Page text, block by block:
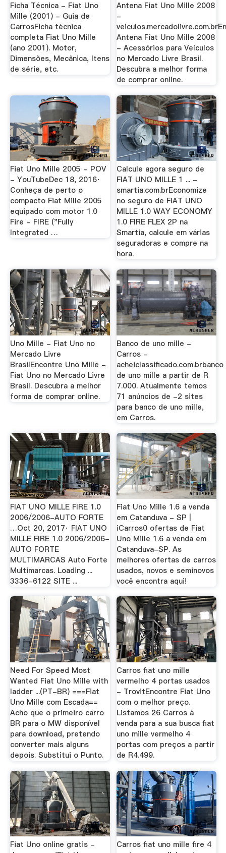
Ficha Técnica - Fiat Uno
Mille (2001) - Guia de
CarrosFicha técnica
completa Fiat Uno Mille
(ano 2001). Motor,
Dimensões, Mecânica, Itens
de série, etc.
Antena Fiat Uno Mille 2008
-
Antena Fiat Uno Mille 2008
- Acessórios para Veículos
no Mercado Livre Brasil.
Descubra a melhor forma
de comprar online.
Fiat Uno Mille 2005 - POV
- YouTubeDec 18, 2016·
Conheça de perto o
compacto Fiat Mille 2005
equipado com motor 1.0
Fire - FIRE ("Fully
Integrated …
Calcule agora seguro de
FIAT UNO MILLE 1 ... -
smartia.com.brEconomize
no seguro de FIAT UNO
MILLE 1.0 WAY ECONOMY
1.0 FIRE FLEX 2P na
Smartia, calcule em várias
seguradoras e compre na
hora.
Uno Mille - Fiat Uno no
Mercado Livre
BrasilEncontre Uno Mille -
Fiat Uno no Mercado Livre
Brasil. Descubra a melhor
forma de comprar online.
Banco de uno mille -
Carros -
acheiclassificado.com.brbanco
de uno mille a partir de R
7.000. Atualmente temos
71 anúncios de -2 sites
para banco de uno mille,
em Carros.
FIAT UNO MILLE FIRE 1.0
2006/2006-AUTO FORTE
…Oct 20, 2017· FIAT UNO
MILLE FIRE 1.0 2006/2006-
AUTO FORTE
MULTIMARCAS Auto Forte
Multimarcas. Loading ...
3336-6122 SITE ...
Fiat Uno Mille 1.6 a venda
em Catanduva - SP |
iCarros0 ofertas de Fiat
Uno Mille 1.6 a venda em
Catanduva-SP. As
melhores ofertas de carros
usados, novos e seminovos
você encontra aqui!
Need For Speed Most
Wanted Fiat Uno Mille with
ladder ...(PT-BR) ===Fiat
Uno Mille com Escada==
Acho que o primeiro carro
BR para o MW disponível
para download, pretendo
converter mais alguns
depois. Substitui o Punto.
Carros fiat uno mille
vermelho 4 portas usados
- TrovitEncontre Fiat Uno
com o melhor preço.
Listamos 26 Carros à
venda para a sua busca fiat
uno mille vermelho 4
portas com preços a partir
de R4.499.
Fiat Uno online gratis -
Carros fiat uno mille fire 4